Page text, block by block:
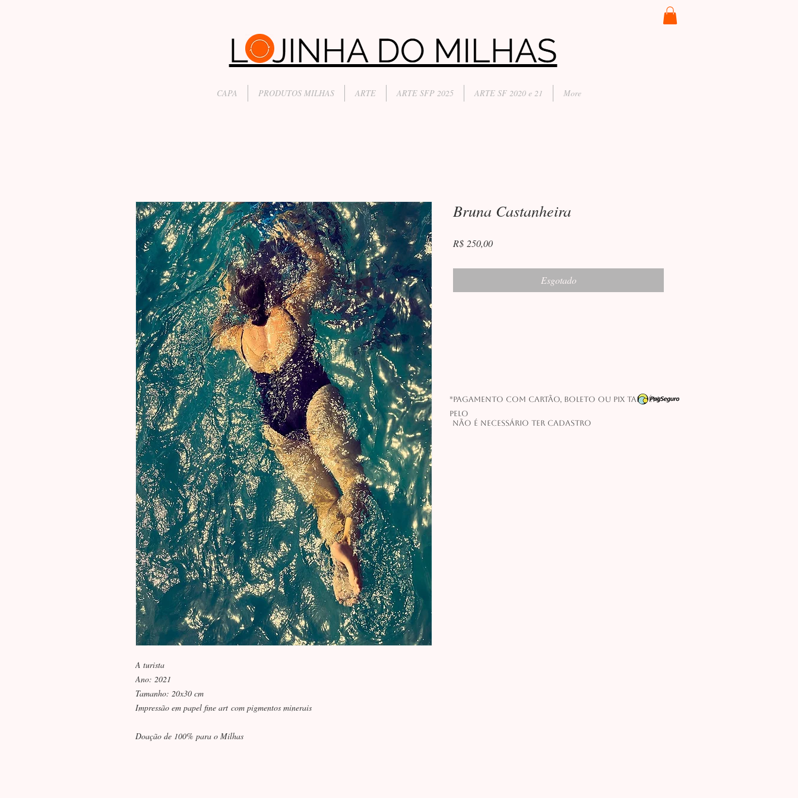
CAPA PRODUTOS MILHAS ARTE ARTE SFP 2025 ARTE SF 2020 e 21 More
A turista
Ano: 2021
Tamanho: 20x30 cm
Impressão em papel fine art com pigmentos minerais
Doação de 100% para o Milhas
Bruna Castanheira
R$ 250,00Preço
Esgotado
*Pagamento com cartão, boleto ou pix também
pelo
Não é necessário ter cadastro